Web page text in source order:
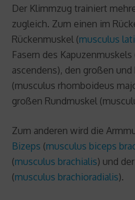
Der Klimmzug trainiert
zugleich. Zum einen im
Rückenmuskel (musculus
Fasern des
ascendens), den großen
(musculus rhomboideus
großen Rundmuskel
Zum anderen wird die
Bizeps (musculus biceps
(musculus brachialis) und der
(musculus brachioradialis).